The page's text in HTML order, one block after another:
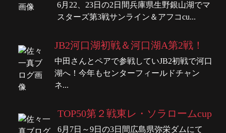
6月22、23日の2日間兵庫県生野銀山湖でマ
スターズ第3戦サンライン＆アフコcu...
JB2河口湖初戦＆河口湖A第2戦！
中田さんとペアで参戦していJB2初戦で河口
湖へ！今年もセンターフィールドチャン
ネ...
TOP50第２戦東レ・ソラロームcup
6月7日～9日の3日間広島県弥栄ダムにて